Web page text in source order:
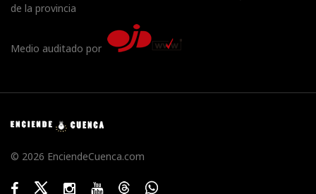
de la provincia
Medio auditado por
© 2026 EnciendeCuenca.com